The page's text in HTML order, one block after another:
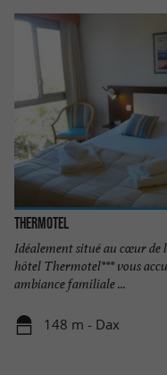
THERMOTEL
Idéalement situé au cœur de
hôtel Thermotel*** vous
ambiance familiale ...
148 m - Dax